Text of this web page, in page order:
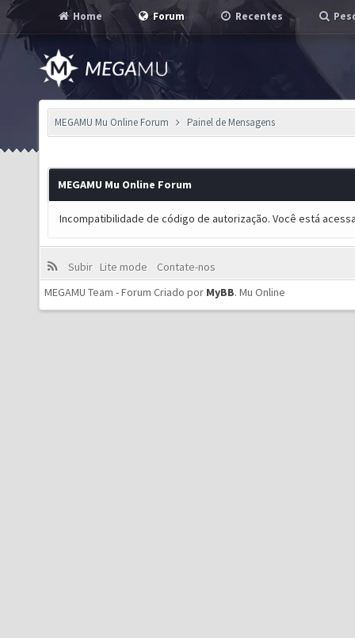
Home Forum Recentes
MEGAMU Mu Online Forum Painel de Mensagens
MEGAMU Mu Online Forum
Incompatibilidade de código de autorização. Você está
Subir Lite mode
Contate-nos
MEGAMU Team - Forum Criado por MyBB. Mu Online